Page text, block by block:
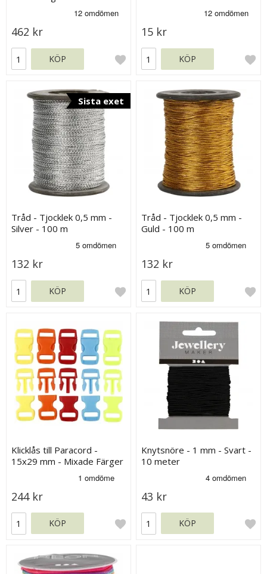
462 kr
KÖP
15 kr
KÖP
Sista exet
Tråd - Tjocklek 0,5 mm -
Silver - 100 m
132 kr
KÖP
Tråd - Tjocklek 0,5 mm -
Guld - 100 m
132 kr
KÖP
Klicklås till Paracord -
15x29 mm - Mixade Färger
244 kr
KÖP
Knytsnöre - 1 mm - Svart -
10 meter
43 kr
KÖP